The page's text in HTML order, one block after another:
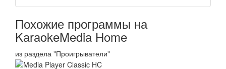
Похожие программы на
KaraokeMedia Home
из раздела "Проигрыватели"